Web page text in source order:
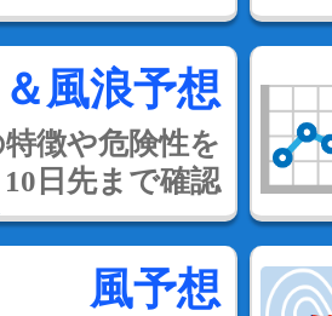
風浪予想
徴や危険性を
10日先まで確認
風予想